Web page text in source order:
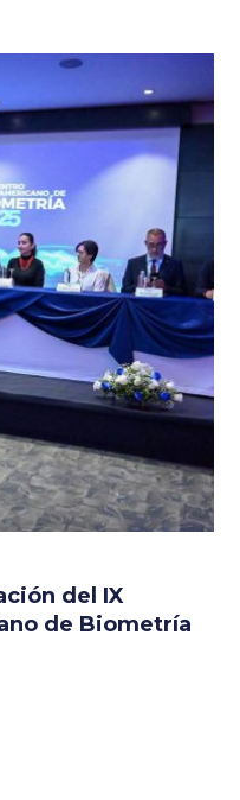
del IX
de Biometría